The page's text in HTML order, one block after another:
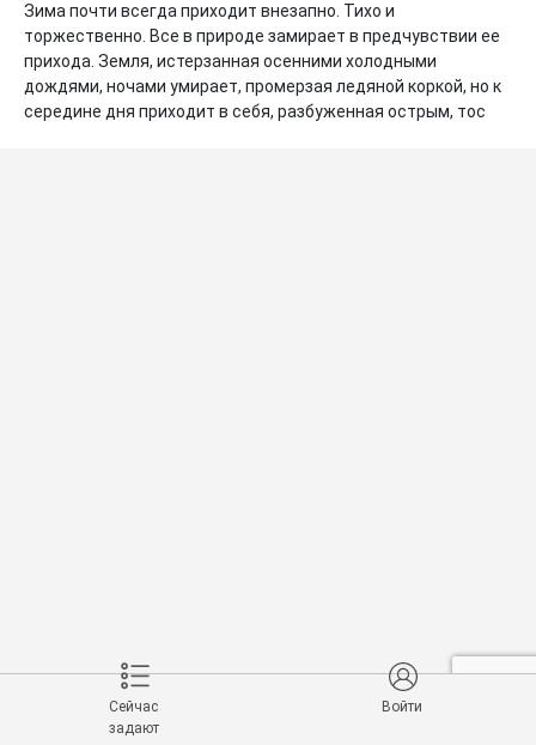
Зима почти всегда приходит внезапно. Тихо и
торжественно. Все в природе замирает в предчувствии ее
прихода. Земля, истерзанная осенними холодными
дождями, ночами умирает, промерзая ледяной коркой, но к
середине дня приходит в себя, разбуженная острым, тос
Сейчас
задают
Войти